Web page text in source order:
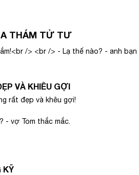
THÁM TỬ TƯ
/> <br /> - Lạ thế nào? - anh bạn
VÀ KHIÊU GỢI
rất đẹp và khêu gợi!
- vợ Tom thắc mắc.
KỸ